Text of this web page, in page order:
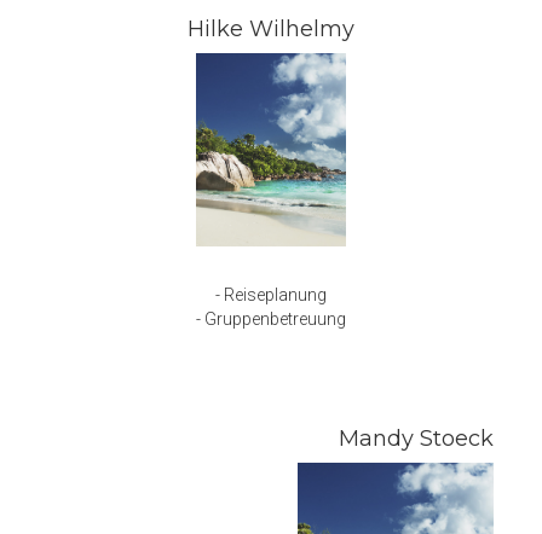
Hilke Wilhelmy
- Reiseplanung
- Gruppenbetreuung
Mandy Stoeck